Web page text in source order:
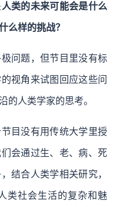
人类的未来可能会是什么
么样的挑战？
问题，但节目里没有标
视角来试图回应这些问
的人类学家的思考。
目没有用传统大学里授
会通过生、老、病、死
结合人类学相关研究，
类社会生活的复杂和魅